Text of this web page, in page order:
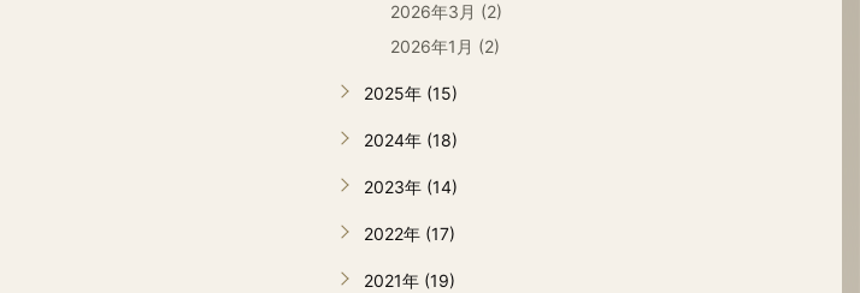
2026年3月 (2)
2026年1月 (2)
2025年 (15)
2024年 (18)
2023年 (14)
2022年 (17)
2021年 (19)